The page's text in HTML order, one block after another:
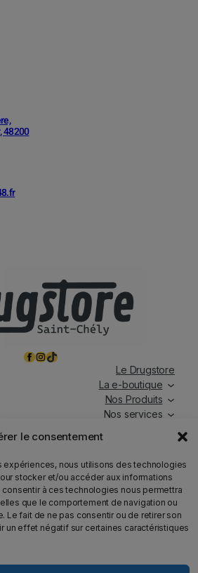
le consentement
expériences, nous utilisons des technologies
stocker et/ou accéder aux informations
à ces technologies nous permettra
que le comportement de navigation ou
Le fait de ne pas consentir ou de retirer son
un effet négatif sur certaines caractéristiques
48200
FacebookInstagramTikTok
Le Drugstore
La e-boutique
Nos Produits
Nos services
que la vente d’alcool est
mineurs, que l’abus d’alcool est
et qu’il doit être consommé avec